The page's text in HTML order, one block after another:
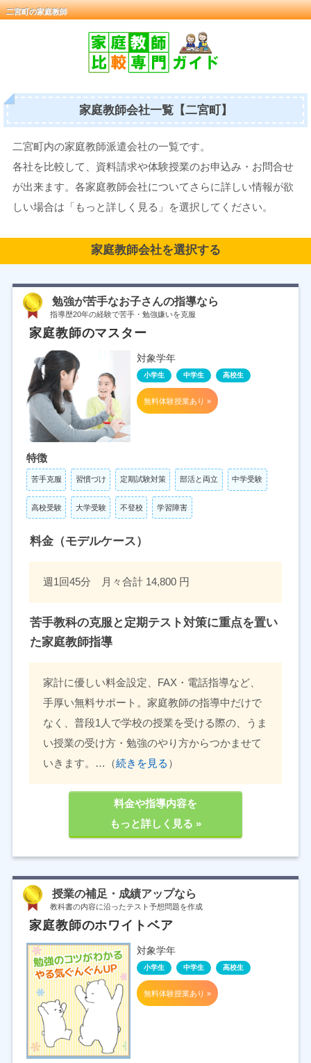
二宮町の家庭教師
家庭教師会社一覧【二宮町】
二宮町内の家庭教師派遣会社の一覧です。
各社を比較して、資料請求や体験授業のお申込み・お問合せ
が出来ます。各家庭教師会社についてさらに詳しい情報が欲
しい場合は「もっと詳しく見る」を選択してください。
家庭教師会社を選択する
勉強が苦手なお子さんの指導なら
指導歴20年の経験で苦手・勉強嫌いを克服
家庭教師のマスター
対象学年
小学生 中学生 高校生
無料体験授業あり »
特徴
苦手克服 習慣づけ 定期試験対策 部活と両立 中学受験
高校受験 大学受験 不登校 学習障害
料金（モデルケース）
週1回45分 月々合計 14,800 円
苦手教科の克服と定期テスト対策に重点を置い
た家庭教師指導
家計に優しい料金設定、FAX・電話指導など、
手厚い無料サポート。家庭教師の指導中だけで
なく、普段1人で学校の授業を受ける際の、うま
い授業の受け方・勉強のやり方からつかませて
いきます。…（続きを見る ）
料金や指導内容を
もっと詳しく見る »
授業の補足・成績アップなら
教科書の内容に沿ったテスト予想問題を作成
家庭教師のホワイトベア
対象学年
小学生 中学生 高校生
無料体験授業あり »